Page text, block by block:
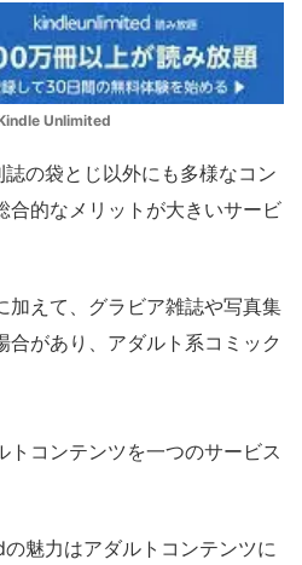
Unlimited
の袋とじ以外にも多様なコン
合的なメリットが大きいサービ
加えて、グラビア雑誌や写真集
合があり、アダルト系コミック
トコンテンツを一つのサービス
魅力はアダルトコンテンツに